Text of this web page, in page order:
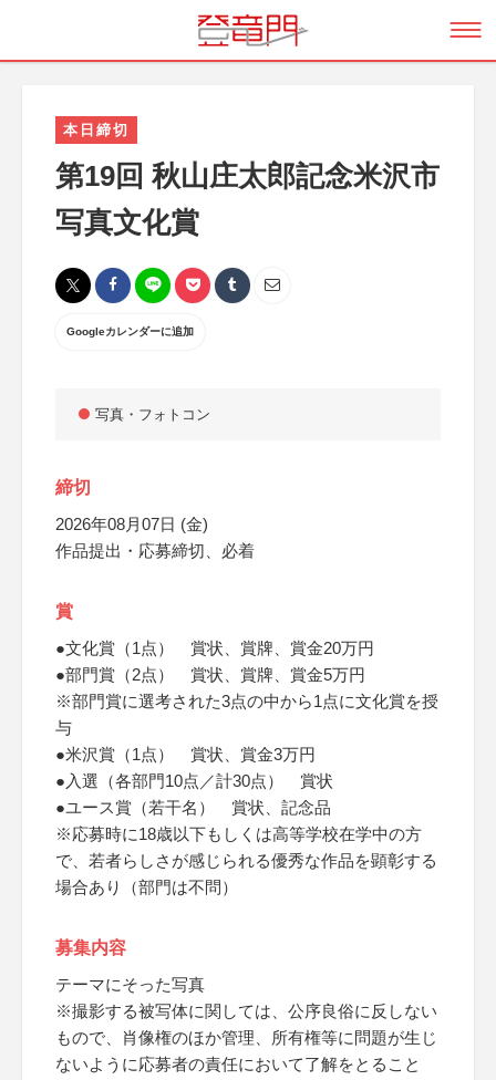
本日締切
第19回 秋山庄太郎記念米沢市
写真文化賞
Googleカレンダーに追加
写真・フォトコン
締切
2026年08月07日 (金)
作品提出・応募締切、必着
賞
●文化賞（1点） 賞状、賞牌、賞金20万円
●部門賞（2点） 賞状、賞牌、賞金5万円
※部門賞に選考された3点の中から1点に文化賞を授
与
●米沢賞（1点） 賞状、賞金3万円
●入選（各部門10点／計30点） 賞状
●ユース賞（若干名） 賞状、記念品
※応募時に18歳以下もしくは高等学校在学中の方
で、若者らしさが感じられる優秀な作品を顕彰する
場合あり（部門は不問）
募集内容
テーマにそった写真
※撮影する被写体に関しては、公序良俗に反しない
もので、肖像権のほか管理、所有権等に問題が生じ
ないように応募者の責任において了解をとること